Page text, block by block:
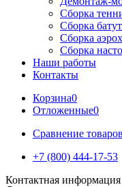
Сборка
Сборка
Сборка
Сборка
Наши работы
Контакты
Корзина0
Отложенные0
Сравнение товаров
+7 (800) 444-17-53
Контактная информация